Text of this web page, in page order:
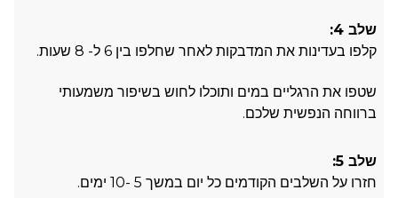
שלב 4:
קלפו בעדינות את המדבקות לאחר שחלפו בין 6 ל- 8 שעות.
שטפו את הרגליים במים ותוכלו לחוש בשיפור משמעותי
ברווחה הנפשית שלכם.
שלב 5:
חזרו על השלבים הקודמים כל יום במשך 5 -10 ימים.